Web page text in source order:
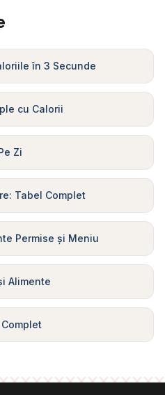
în 3 Secunde
cu Calorii
Zi
Tabel Complet
Permise și Meniu
Alimente